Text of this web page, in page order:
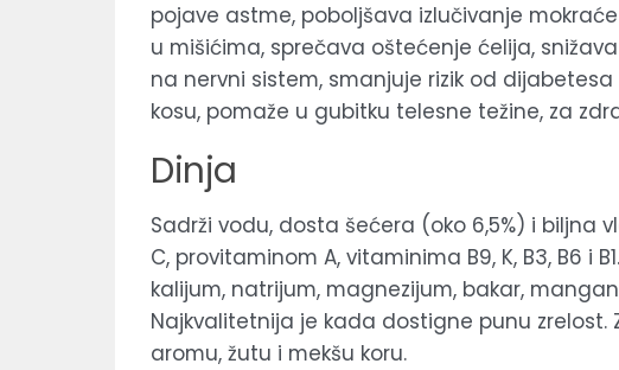
pojave astme, poboljšava izlučivanje
u mišićima, sprečava oštećenje ćelija,
na nervni sistem, smanjuje rizik od dijabetesa
kosu, pomaže u gubitku telesne težine, za
Dinja
Sadrži vodu, dosta šećera (oko 6,5%) i biljna
C, provitaminom A, vitaminima B9, K, B3, B6 i
kalijum, natrijum, magnezijum, bakar,
Najkvalitetnija je kada dostigne punu zrelost.
aromu, žutu i mekšu koru.